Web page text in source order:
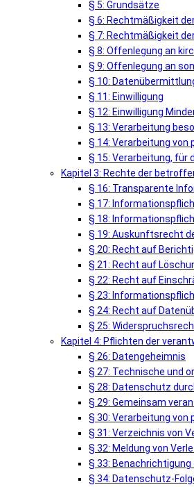
§ 5: Grundsätze
§ 6: Rechtmäßigkeit
§ 7: Rechtmäßigkeit
§ 8: Offenlegung an
§ 9: Offenlegung an
§ 10:
§ 11: Einwilligung
§ 12: Einwilligung
§ 13: Verarbeitung
§ 14: Verarbeitung
§ 15: Verarbeitung, für
Kapitel 3: Rechte der
§ 16: Transparente
§ 17:
§ 18:
§ 19: Auskunftsrecht
§ 20: Recht auf
§ 21: Recht auf
§ 22: Recht auf
§ 23:
§ 24: Recht auf
§ 25:
Kapitel 4: Pflichten der
§ 26: Datengeheimnis
§ 27: Technische und
§ 28: Datenschutz
§ 29: Gemeinsam
§ 30: Verarbeitung von
§ 31: Verzeichnis von
§ 32: Meldung von
§ 33:
§ 34: Datenschutz-